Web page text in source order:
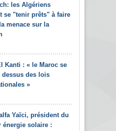
les Algériens
se "tenir prêts" à faire
menace sur la
Kanti : « le Maroc se
dessus des lois
»
Yaïci, président du
énergie solaire :